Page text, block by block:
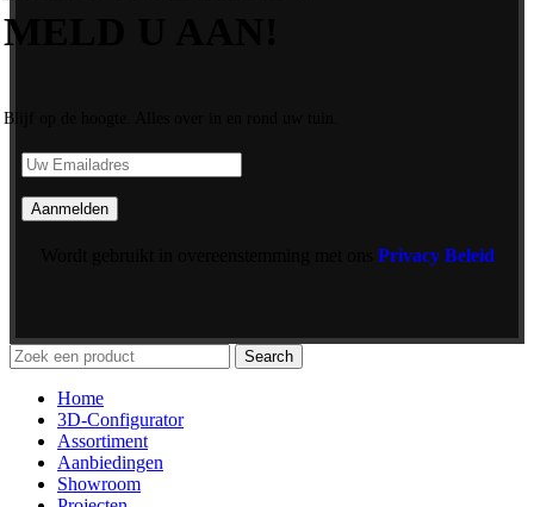
MELD U AAN!
Blijf op de hoogte. Alles over in en rond uw tuin.
Privacy Beleid
Search
Home
3D-Configurator
Assortiment
Aanbiedingen
Showroom